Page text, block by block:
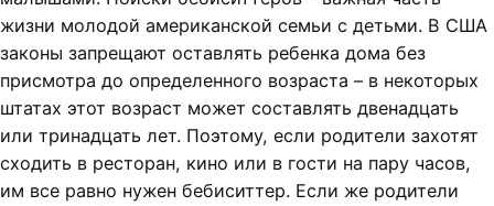
жизни молодой американской семьи с детьми. В США
законы запрещают оставлять ребенка дома без
присмотра до определенного возраста – в некоторых
штатах этот возраст может составлять двенадцать
или тринадцать лет. Поэтому, если родители захотят
сходить в ресторан, кино или в гости на пару часов,
им все равно нужен бебиситтер. Если же родители